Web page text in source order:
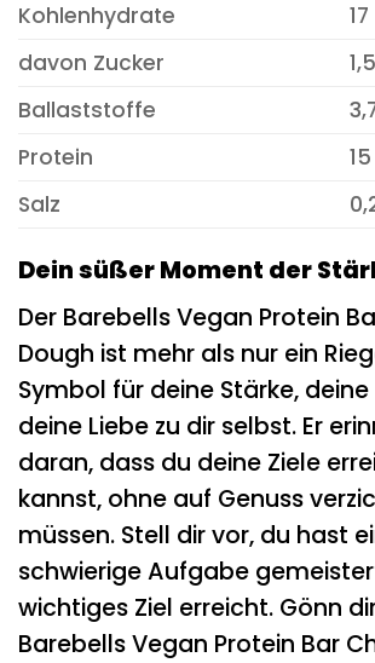
Kohlenhydrate
davon Zucker
Ballaststoffe
Protein
Salz
Dein süßer Moment der
Der Barebells Vegan Protein
Dough ist mehr als nur ein
Symbol für deine Stärke, deine
deine Liebe zu dir selbst. Er
daran, dass du deine Ziele
kannst, ohne auf Genuss
müssen. Stell dir vor, du hast
schwierige Aufgabe
wichtiges Ziel erreicht. Gönn
Barebells Vegan Protein Bar